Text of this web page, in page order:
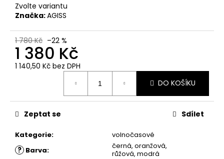
Zvolte variantu
Značka:AGISS
1 780 Kč –22 %
1 380 Kč
1 140,50 Kč bez DPH
DO KOŠÍKU
Kategorie: volnočasové
? Barva:
černá, oranžová,
růžová, modrá
Zeptat se Sdílet
e
m
e
ŠATY
KVĚTOVANÉ
ŠATY
780
Kč